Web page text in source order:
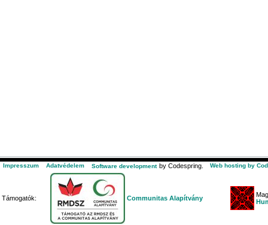
Impresszum Adatvédelem Software development by Codespring. Web hosting by
Támogatók: Communitas Alapítvány